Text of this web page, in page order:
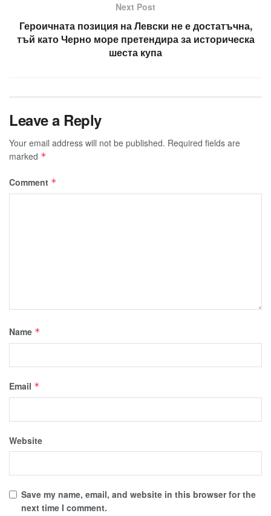
Next Post
Героичната позиция на Левски не е достатъчна,
тъй като Черно море претендира за историческа
шеста купа
Leave a Reply
Your email address will not be published. Required fields are
marked *
Comment *
Name *
Email *
Website
Save my name, email, and website in this browser for the
next time I comment.